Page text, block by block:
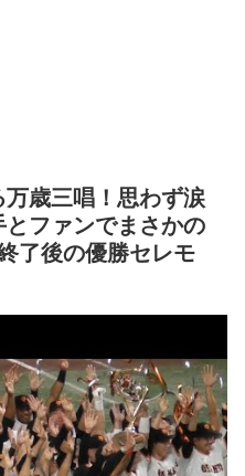
歳三唱！思わず涙
ファンでまさかの
了後の優勝セレモ